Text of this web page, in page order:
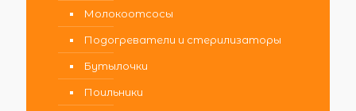
Молокоотсосы
Подогреватели и стерилизаторы
Бутылочки
Поильники